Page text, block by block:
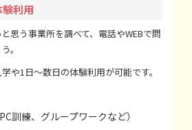
利用
思う事業所を調べて、電話やWEBで問
。
や1日〜数日の体験利用が可能です。
訓練、グループワークなど）